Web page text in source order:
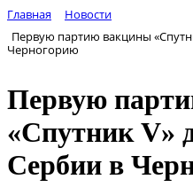
Главная
Новости
Первую партию вакцины
Черногорию
Первую
«Спутник V»
Сербии в